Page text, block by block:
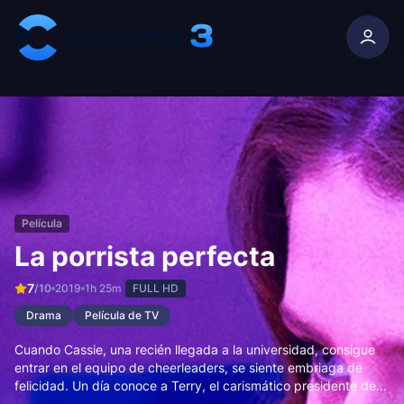
Película
La porrista perfecta
7/10 2019 1h 25m
FULL HD
Drama
Película de TV
Cuando Cassie, una recién llegada a la universidad, consigue
entrar en el equipo de cheerleaders, se siente embriaga de
felicidad. Un día conoce a Terry, el carismático presidente de la